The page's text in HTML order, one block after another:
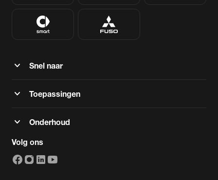
expand_more Snel naar
expand_more Toepassingen
expand_more Onderhoud
Volg ons